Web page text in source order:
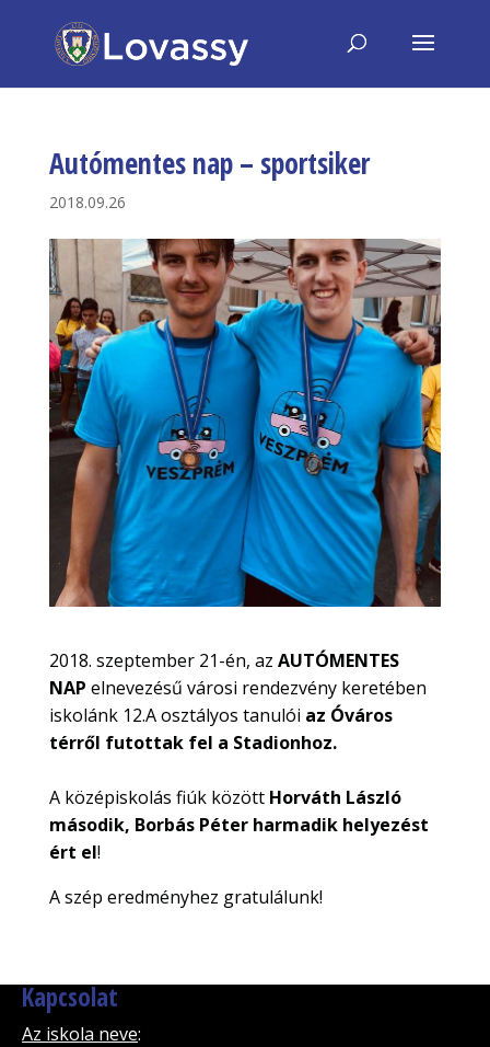
Autómentes nap – sportsiker
2018.09.26
2018. szeptember 21-én, az AUTÓMENTES
NAP elnevezésű városi rendezvény keretében
iskolánk 12.A osztályos tanulói az Óváros
térről futottak fel a Stadionhoz.
A középiskolás fiúk között Horváth László
második, Borbás Péter harmadik helyezést
ért el!
A szép eredményhez gratulálunk!
Kapcsolat
Az iskola neve: